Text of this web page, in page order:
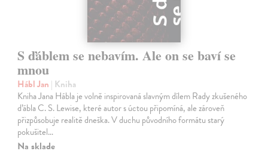
S ďáblem se nebavím. Ale on se baví se
mnou
Hábl Jan | Kniha
Kniha Jana Hábla je volně inspirovaná slavným dílem Rady zkušeného
ďábla C. S. Lewise, které autor s úctou připomíná, ale zároveň
přizpůsobuje realitě dneška. V duchu původního formátu starý
pokušitel…
Na sklade